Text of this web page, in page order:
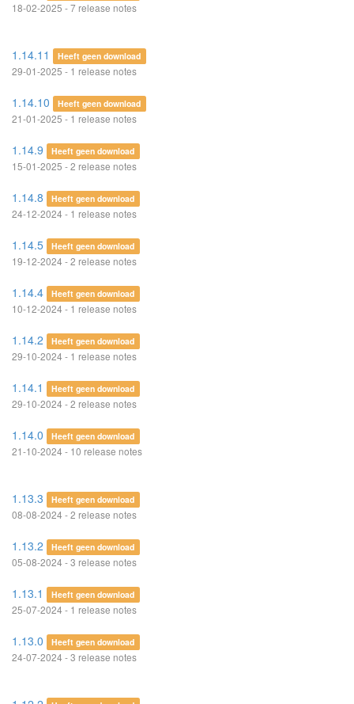
18-02-2025 - 7 release notes
1.14.11 Heeft geen download
29-01-2025 - 1 release notes
1.14.10 Heeft geen download
21-01-2025 - 1 release notes
1.14.9 Heeft geen download
15-01-2025 - 2 release notes
1.14.8 Heeft geen download
24-12-2024 - 1 release notes
1.14.5 Heeft geen download
19-12-2024 - 2 release notes
1.14.4 Heeft geen download
10-12-2024 - 1 release notes
1.14.2 Heeft geen download
29-10-2024 - 1 release notes
1.14.1 Heeft geen download
29-10-2024 - 2 release notes
1.14.0 Heeft geen download
21-10-2024 - 10 release notes
1.13.3 Heeft geen download
08-08-2024 - 2 release notes
1.13.2 Heeft geen download
05-08-2024 - 3 release notes
1.13.1 Heeft geen download
25-07-2024 - 1 release notes
1.13.0 Heeft geen download
24-07-2024 - 3 release notes